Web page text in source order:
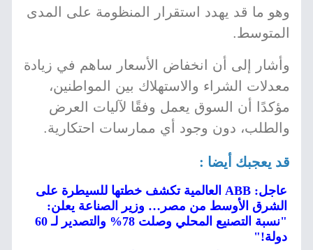
وهو ما قد يهدد استقرار المنظومة على المدى
المتوسط.
وأشار إلى أن انخفاض الأسعار ساهم في زيادة
معدلات الشراء والاستهلاك بين المواطنين،
مؤكدًا أن السوق يعمل وفقًا لآليات العرض
والطلب، دون وجود أي ممارسات احتكارية.
قد يعجبك أيضا :
عاجل: ABB العالمية تكشف خطتها للسيطرة على
الشرق الأوسط من مصر… وزير الصناعة يعلن:
"نسبة التصنيع المحلي وصلت 78% والتصدير لـ 60
دولة!"